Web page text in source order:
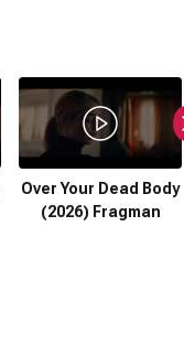
Over Your Dead Body
(2026) Fragman